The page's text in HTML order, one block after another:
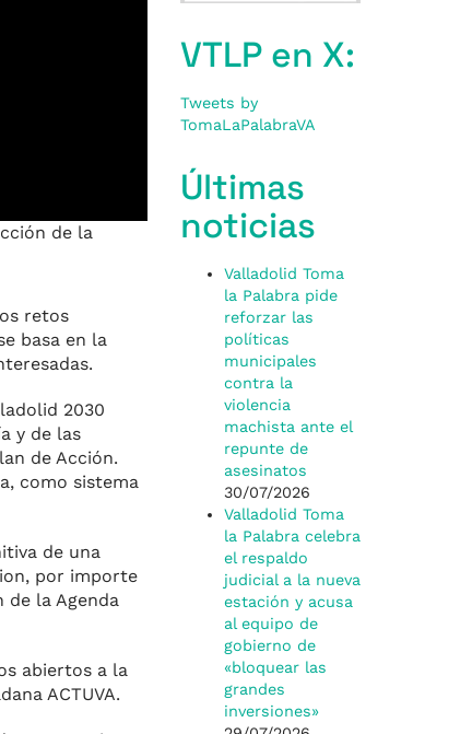
de la
retos
basa en la
2030
y de las
de Acción.
como sistema
de una
por importe
de la Agenda
abiertos a la
ACTUVA.
VTLP en X:
Tweets by
TomaLaPalabraVA
Últimas
noticias
Valladolid Toma
la Palabra pide
reforzar las
políticas
municipales
contra la
violencia
machista ante el
repunte de
asesinatos
30/07/2026
Valladolid Toma
la Palabra celebra
el respaldo
judicial a la nueva
estación y acusa
al equipo de
gobierno de
«bloquear las
grandes
inversiones»